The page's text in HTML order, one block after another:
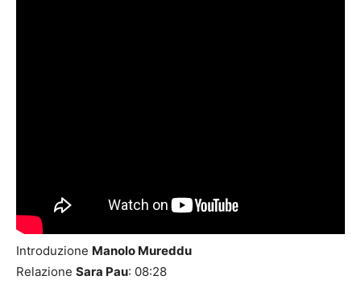
Introduzione Manolo Mureddu
Relazione Sara Pau: 08:28